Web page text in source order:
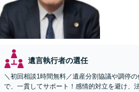
遺言執行者の選任
＼初回相談1時間無料／遺産分割協議や調停
で、一貫してサポート！感情的対立を避け、